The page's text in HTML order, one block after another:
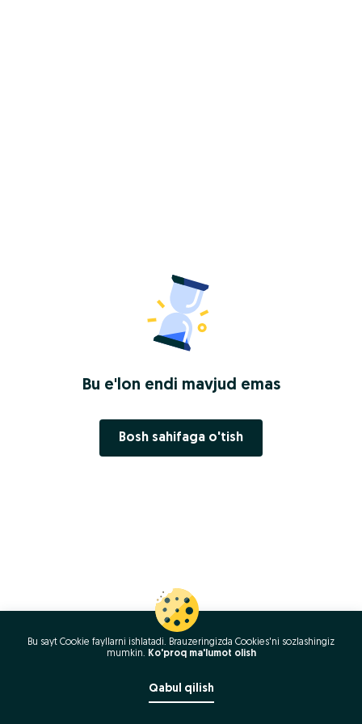
Bu e'lon endi mavjud emas
Bosh sahifaga o'tish
Bu sayt Cookie fayllarni ishlatadi. Brauzeringizda Cookies'ni sozlashingiz
mumkin. Ko'proq ma'lumot olish
Qabul qilish